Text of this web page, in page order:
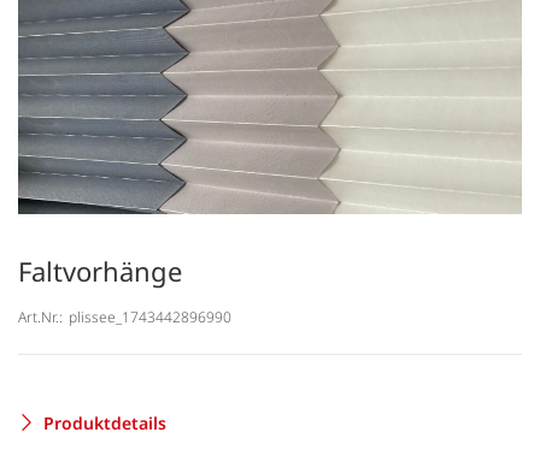
Faltvorhänge
Art.Nr.: plissee_1743442896990
Produktdetails